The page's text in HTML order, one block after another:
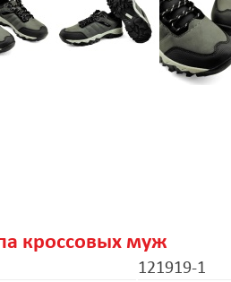
кроссовых муж
121919-1